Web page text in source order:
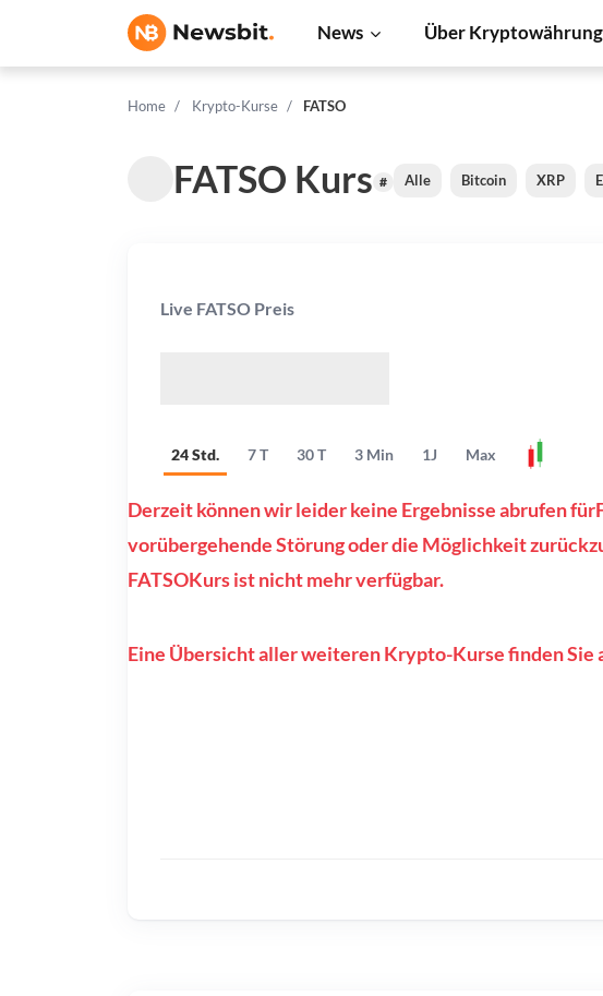
News Über Kryptowährung
Home Krypto-Kurse FATSO
FATSO Kurs # Alle Bitcoin XRP
Live FATSO Preis
24 Std. 7 T 30 T 3 Min 1J Max
Derzeit können wir leider keine Ergebnisse abrufen
vorübergehende Störung oder die Möglichkeit
FATSOKurs ist nicht mehr verfügbar.
Eine Übersicht aller weiteren Krypto-Kurse finden Sie